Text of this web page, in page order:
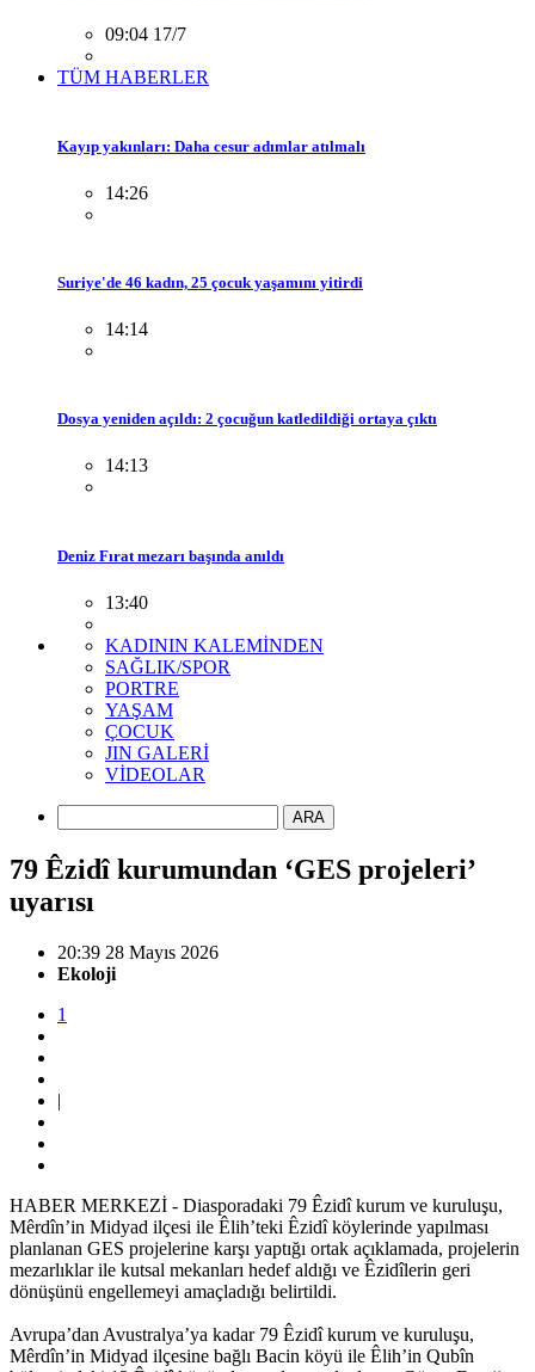
09:04 17/7
TÜM HABERLER
Kayıp yakınları: Daha cesur adımlar atılmalı
14:26
Suriye'de 46 kadın, 25 çocuk yaşamını yitirdi
14:14
Dosya yeniden açıldı: 2 çocuğun katledildiği ortaya çıktı
14:13
Deniz Fırat mezarı başında anıldı
13:40
KADININ KALEMİNDEN
SAĞLIK/SPOR
PORTRE
YAŞAM
ÇOCUK
JIN GALERİ
VİDEOLAR
ARA
79 Êzidî kurumundan ‘GES projeleri’
uyarısı
20:39 28 Mayıs 2026
Ekoloji
1
|
HABER MERKEZİ - Diasporadaki 79 Êzidî kurum ve kuruluşu,
Mêrdîn’in Midyad ilçesi ile Êlih’teki Êzidî köylerinde yapılması
planlanan GES projelerine karşı yaptığı ortak açıklamada, projelerin
mezarlıklar ile kutsal mekanları hedef aldığı ve Êzidîlerin geri
dönüşünü engellemeyi amaçladığı belirtildi.
Avrupa’dan Avustralya’ya kadar 79 Êzidî kurum ve kuruluşu,
Mêrdîn’in Midyad ilçesine bağlı Bacin köyü ile Êlih’in Qubîn